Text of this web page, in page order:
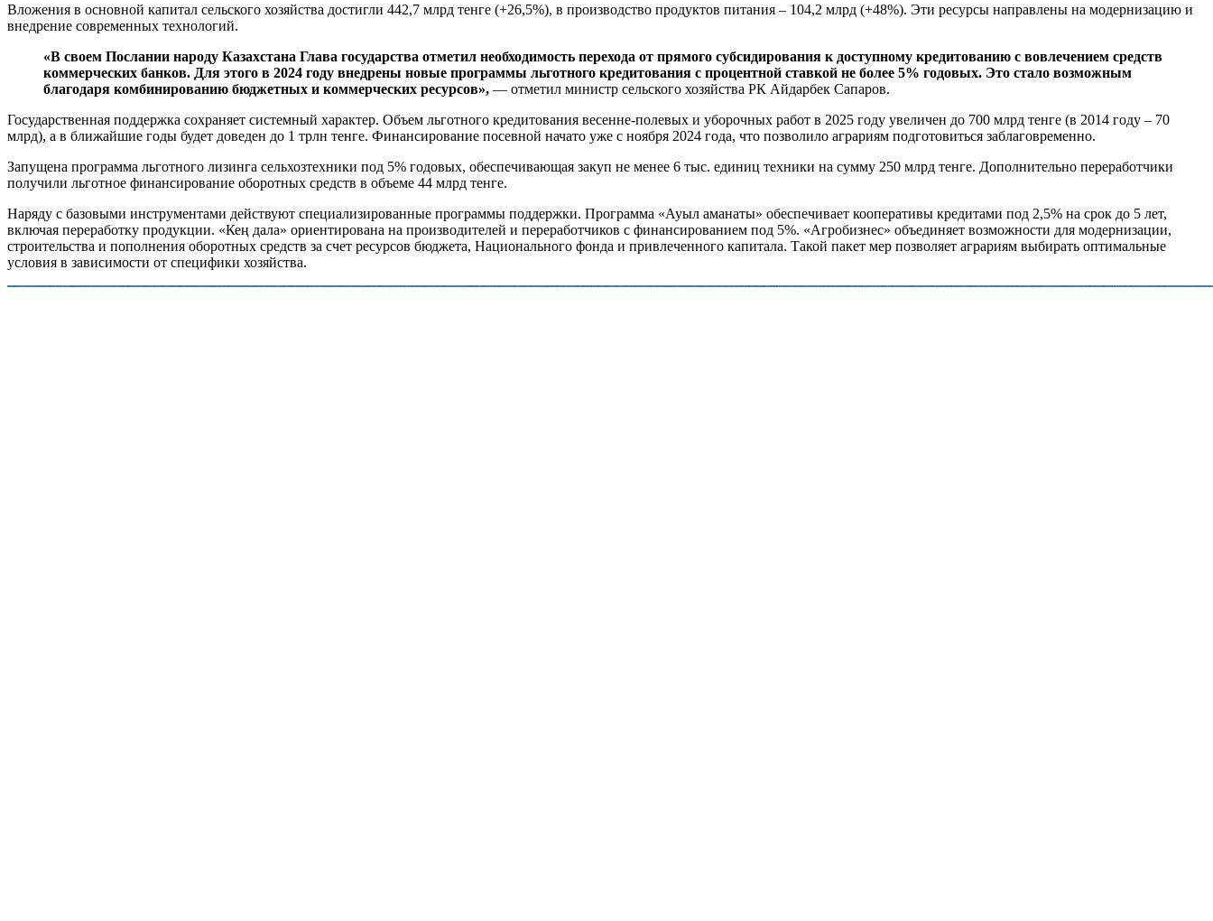
Вложения в основной капитал сельского хозяйства достигли 442,7 млрд тенге (+26,5%), в производство продуктов питания – 104,2 млрд (+48%). Эти ресурсы направлены на модернизацию и
внедрение современных технологий.
«В своем Послании народу Казахстана Глава государства отметил необходимость перехода от прямого субсидирования к доступному кредитованию с вовлечением средств
коммерческих банков. Для этого в 2024 году внедрены новые программы льготного кредитования с процентной ставкой не более 5% годовых. Это стало возможным
благодаря комбинированию бюджетных и коммерческих ресурсов», — отметил министр сельского хозяйства РК Айдарбек Сапаров.
Государственная поддержка сохраняет системный характер. Объем льготного кредитования весенне-полевых и уборочных работ в 2025 году увеличен до 700 млрд тенге (в 2014 году – 70
млрд), а в ближайшие годы будет доведен до 1 трлн тенге. Финансирование посевной начато уже с ноября 2024 года, что позволило аграриям подготовиться заблаговременно.
Запущена программа льготного лизинга сельхозтехники под 5% годовых, обеспечивающая закуп не менее 6 тыс. единиц техники на сумму 250 млрд тенге. Дополнительно переработчики
получили льготное финансирование оборотных средств в объеме 44 млрд тенге.
Наряду с базовыми инструментами действуют специализированные программы поддержки. Программа «Ауыл аманаты» обеспечивает кооперативы кредитами под 2,5% на срок до 5 лет,
включая переработку продукции. «Кең дала» ориентирована на производителей и переработчиков с финансированием под 5%. «Агробизнес» объединяет возможности для модернизации,
строительства и пополнения оборотных средств за счет ресурсов бюджета, Национального фонда и привлеченного капитала. Такой пакет мер позволяет аграриям выбирать оптимальные
условия в зависимости от специфики хозяйства.